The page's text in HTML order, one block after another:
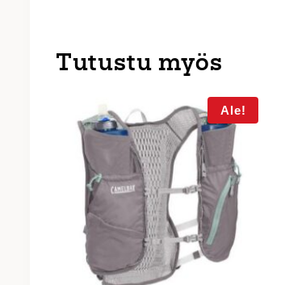
Tutustu myös
Ale!